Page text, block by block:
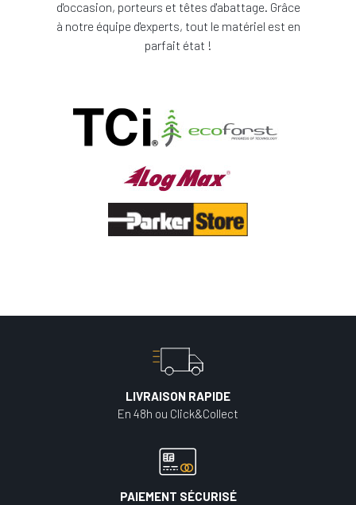
d'occasion, porteurs et têtes d'abattage. Grâce
à notre équipe d'experts, tout le matériel est en
parfait état !
LIVRAISON RAPIDE
En 48h ou Click&Collect
PAIEMENT SÉCURISÉ